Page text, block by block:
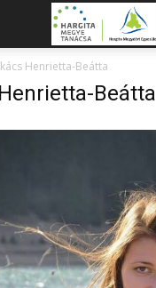
Henrietta-Beátta
Beátta